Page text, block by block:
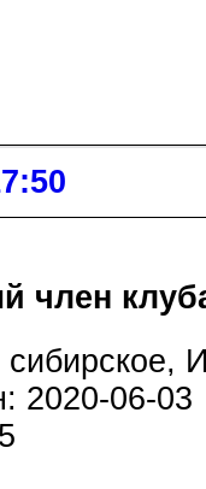
член
2020-06-03